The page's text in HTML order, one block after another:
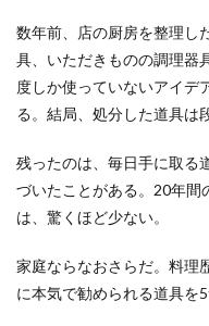
数年前、店の厨房を整理し
具、いただきものの調理器
度しか使っていないアイデ
る。結局、処分した道具は
残ったのは、毎日手に取る
づいたことがある。20年間
は、驚くほど少ない。
家庭ならなおさらだ。料理
に本気で勧められる道具を